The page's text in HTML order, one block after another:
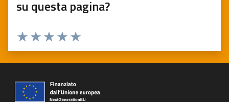
su questa pagina?
Valuta 5 stelle su 5
Valuta 4 stelle su 5
Valuta 3 stelle su 5
Valuta 2 stelle su 5
Valuta 1 stelle su 5